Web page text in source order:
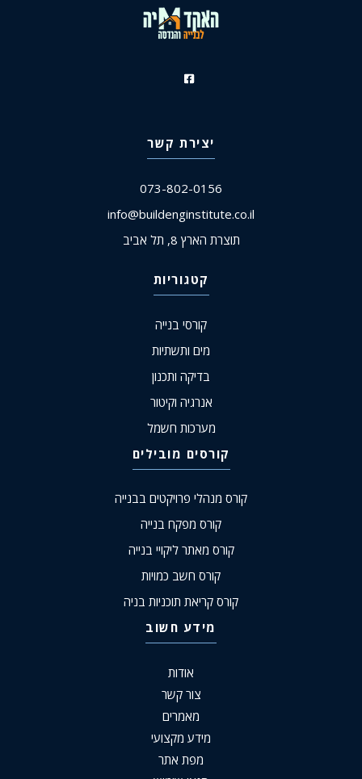
יצירת קשר
073-802-0156
info@buildenginstitute.co.il
תוצרת הארץ 8, תל אביב
קטגוריות
קורסי בנייה
מים ותשתיות
בדיקה ותכנון
אנרגיה וקיטור
מערכות חשמל
קורסים מובילים
קורס מנהלי פרויקטים בבנייה
קורס מפקח בנייה
קורס מאתר ליקויי בנייה
קורס חשב כמויות
קורס קריאת תוכניות בניה
מידע חשוב
אודות
צור קשר
מאמרים
מידע מקצועי
מפת אתר